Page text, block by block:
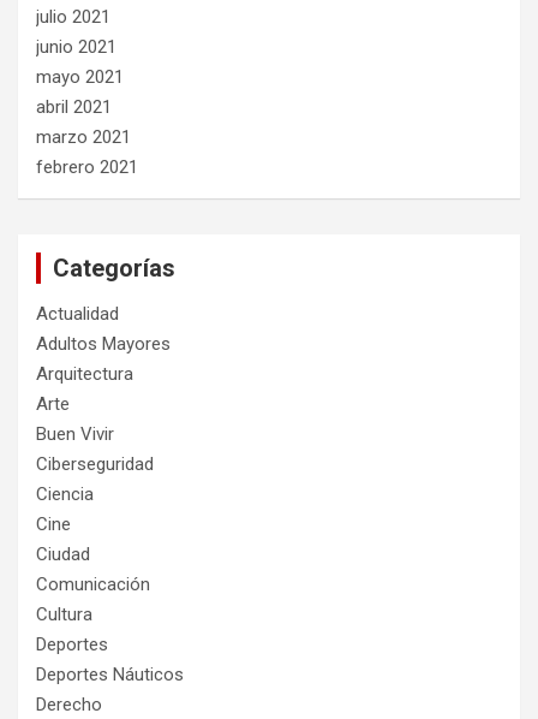
julio 2021
junio 2021
mayo 2021
abril 2021
marzo 2021
febrero 2021
Categorías
Actualidad
Adultos Mayores
Arquitectura
Arte
Buen Vivir
Ciberseguridad
Ciencia
Cine
Ciudad
Comunicación
Cultura
Deportes
Deportes Náuticos
Derecho